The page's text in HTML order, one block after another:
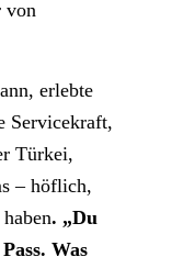
von
erlebte
Servicekraft,
Türkei,
– höflich,
. „Du
Was